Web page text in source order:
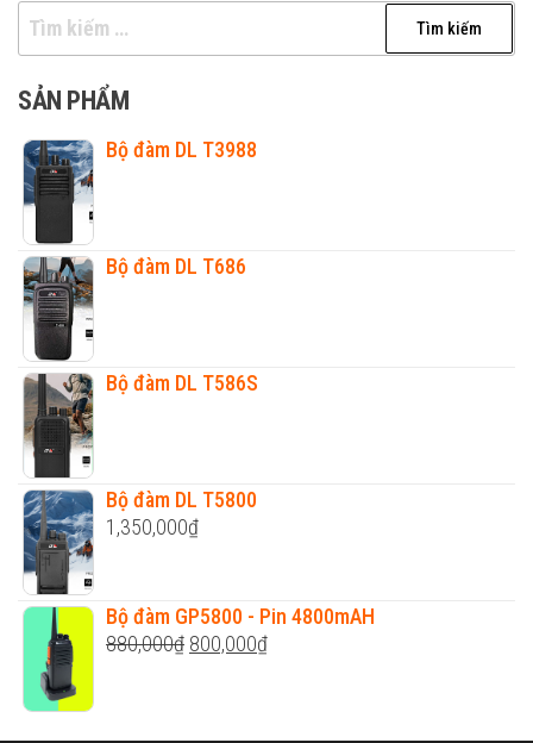
Tìm
kiếm
cho:
SẢN PHẨM
Bộ đàm DL T3988
Bộ đàm DL T686
Bộ đàm DL T586S
Bộ đàm DL T5800
1,350,000₫
Bộ đàm GP5800 - Pin 4800mAH
880,000₫ Original
800,000₫Current